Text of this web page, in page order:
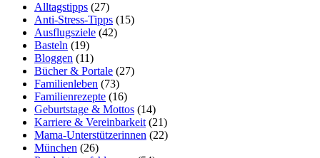
Alltagstipps (27)
Anti-Stress-Tipps (15)
Ausflugsziele (42)
Basteln (19)
Bloggen (11)
Bücher & Portale (27)
Familienleben (73)
Familienrezepte (16)
Geburtstage & Mottos (14)
Karriere & Vereinbarkeit (21)
Mama-Unterstützerinnen (22)
München (26)